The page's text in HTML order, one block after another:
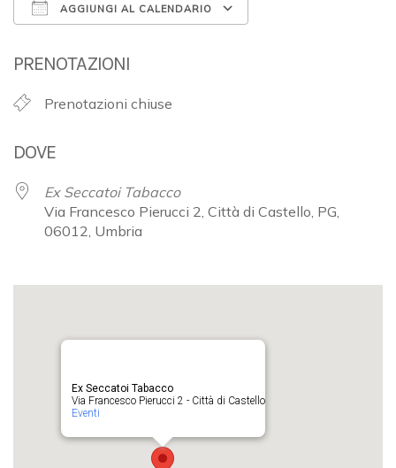
AGGIUNGI AL CALENDARIO
PRENOTAZIONI
Prenotazioni chiuse
DOVE
Ex Seccatoi Tabacco
Via Francesco Pierucci 2, Città di Castello, PG,
06012, Umbria
Ex Seccatoi Tabacco
Via Francesco Pierucci 2 - Città di Castello
Eventi